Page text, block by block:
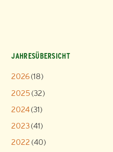
JAHRESÜBERSICHT
2026(18)
2025 (32)
2024(31)
2023(41)
2022 (40)